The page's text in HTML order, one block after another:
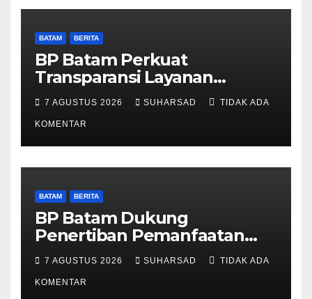
BATAM BERITA
BP Batam Perkuat
Transparansi Layanan
Pertanahan, Alokasi Tanah
Reguler Segera Hadir Melalui
LMS
7 AGUSTUS 2026 SUHARSAD TIDAK ADA
KOMENTAR
BATAM BERITA
BP Batam Dukung
Penertiban Pemanfaatan
Ruang Laut Sesuai
Ketentuan Peraturan
Perundang-undangan
7 AGUSTUS 2026 SUHARSAD TIDAK ADA
KOMENTAR